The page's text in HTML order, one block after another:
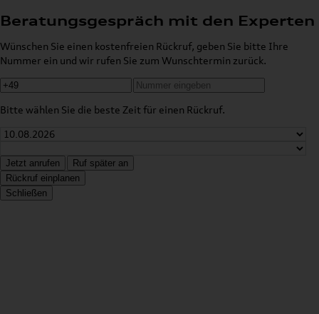
Beratungsgespräch mit den Experten
Wünschen Sie einen kostenfreien Rückruf, geben Sie bitte Ihre
Nummer ein und wir rufen Sie zum Wunschtermin zurück.
Bitte wählen Sie die beste Zeit für einen Rückruf.
Jetzt anrufen
Ruf später an
Rückruf einplanen
Schließen